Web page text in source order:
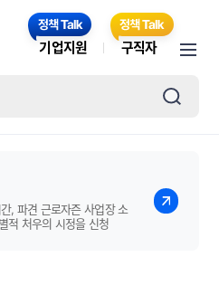
기업지원 구직자
, 파견 근로자즌 사업장 소
적 처우의 시정을 신청